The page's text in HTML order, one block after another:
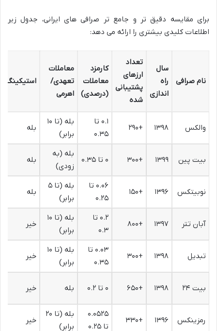
برای مقایسه دقیق تر و جامع تر صرافی های ایرانی، جدول زیر
اطلاعات کلیدی بیشتری را ارائه می دهد:
نام صرافی
سال
راه
اندازی
تعداد
ارزهای
پشتیبانی
شده
کارمزد
معاملات
(درصدی)
معاملات
تعهدی/
اهرمی
استیکینگ
والکس ۱۳۹۸ +۲۹۰
۰.۱ تا
۰.۳۵
بله (تا ۱۰
برابر)
بله
بیت پین ۱۳۹۹ +۳۰۰ ۰ تا ۰.۳۵
بله (به
زودی)
بله
نوبیتکس ۱۳۹۶ +۱۵۰
۰.۰۶ تا
۰.۲۵
بله (تا ۵
برابر)
بله
آبان تتر ۱۳۹۷ +۸۰۰
۰.۲ تا
۰.۳
بله (تا ۱۰
برابر)
خیر
تبدیل ۱۳۹۸ +۳۰۰
۰.۰۳ تا
۰.۳۵
بله (تا ۱۰
برابر)
خیر
بیت ۲۴ ۱۳۹۸ +۶۵۰ ۰ تا ۰.۲ بله خیر
رمزینکس ۱۳۹۶ +۳۳۰
۰.۰۵۲۵
تا ۰.۲۵
بله (تا ۲۰
برابر)
خیر